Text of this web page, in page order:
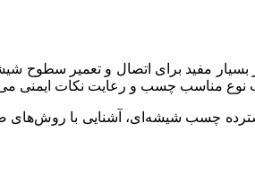
مفید برای اتصال و تعمیر سطوح
نوع مناسب چسب و رعایت نکات ایمنی
چسب شیشه‌ای، آشنایی با روش‌های